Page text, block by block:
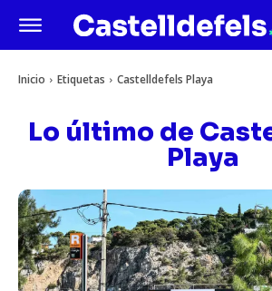
Inicio Etiquetas Castelldefels Playa
Lo último de
Playa